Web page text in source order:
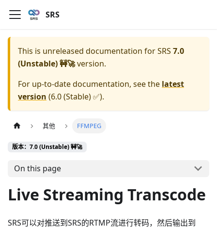
SRS
This is unreleased documentation forSRS 7.0
(Unstable) 🚧🚀version.
For up-to-date documentation, see the latest
version (6.0 (Stable) ✅).
其他 FFMPEG
版本：7.0 (Unstable) 🚧🚀
On this page
Live Streaming Transcode
SRS可以对推送到SRS的RTMP流进行转码，然后输出到